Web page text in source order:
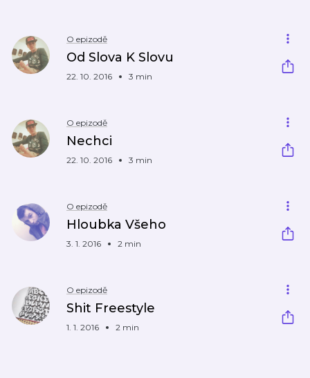
O epizodě
Od Slova K Slovu
22. 10. 2016 3 min
O epizodě
Nechci
22. 10. 2016 3 min
O epizodě
Hloubka Všeho
3. 1. 2016 2 min
O epizodě
Shit Freestyle
1. 1. 2016 2 min